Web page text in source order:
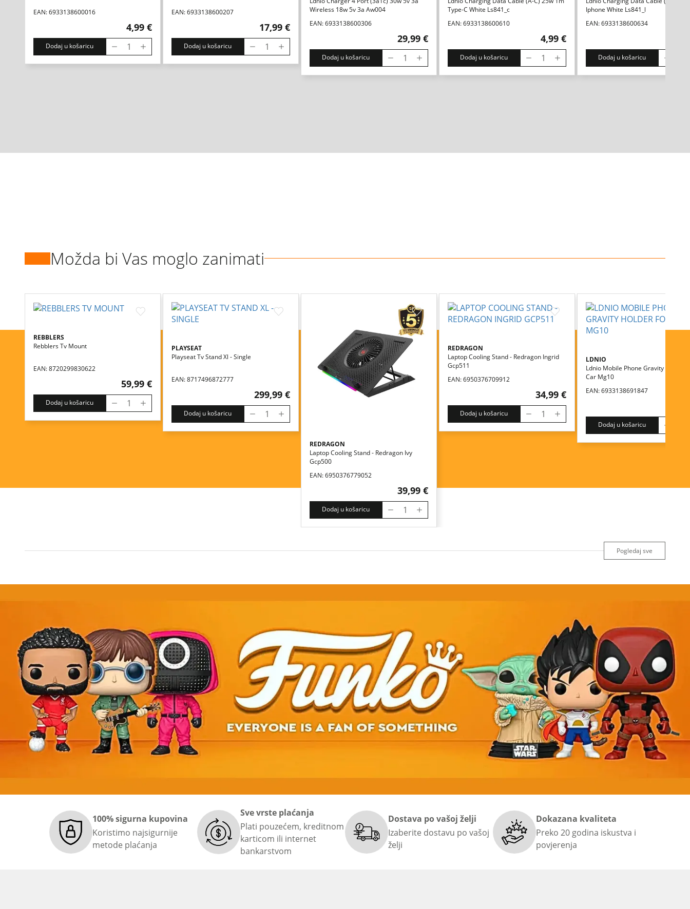
EAN: 6933138600016
4,99 €
Dodaj u košaricu
EAN: 6933138600207
17,99 €
Dodaj u košaricu
Wireless 18w 5v 3a Aw004
EAN: 6933138600306
29,99 €
Dodaj u košaricu
Type-C White Ls841_c
EAN: 6933138600610
4,99 €
Dodaj u košaricu
Iphone White Ls841_l
EAN: 6933138600634
Dodaj u košaricu
Možda bi Vas moglo zanimati
REBBLERS
Rebblers Tv Mount
EAN: 8720299830622
59,99 €
Dodaj u košaricu
PLAYSEAT
Playseat Tv Stand Xl - Single
EAN: 8717496872777
299,99 €
Dodaj u košaricu
REDRAGON
Laptop Cooling Stand - Redragon Ivy
Gcp500
EAN: 6950376779052
39,99 €
Dodaj u košaricu
REDRAGON
Laptop Cooling Stand - Redragon Ingrid
Gcp511
EAN: 6950376709912
34,99 €
Dodaj u košaricu
LDNIO
Ldnio Mobile Phone Gravity Holder
Car Mg10
EAN: 6933138691847
Dodaj u košaricu
Pogledaj sve
100% sigurna kupovina
Koristimo najsigurnije
metode plaćanja
Sve vrste plaćanja
Plati pouzećem, kreditnom
karticom ili internet
bankarstvom
Dostava po vašoj želji
Izaberite dostavu po vašoj
želji
Dokazana kvaliteta
Preko 20 godina iskustva i
povjerenja